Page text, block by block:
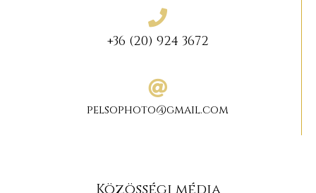
+36 (20) 924 3672
pelsophoto@gmail.com